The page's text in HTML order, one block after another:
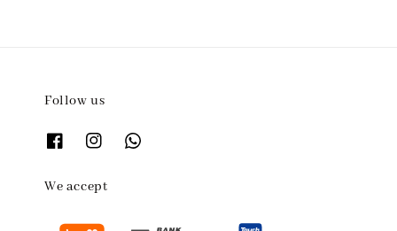
Follow us
We accept